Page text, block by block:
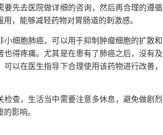
先去医院做详细的咨询，然后再合理的遵循
，能够减轻药物对胃肠道的刺激感。
细胞肺癌，可以用于抑制肿瘤细胞的扩散和
得疼痛。尤其是在患有了肺癌之后，没有及
以在医生指导下合理使用该药物进行改善，
查，生活当中需要注意多休息，避免做剧烈
影响。